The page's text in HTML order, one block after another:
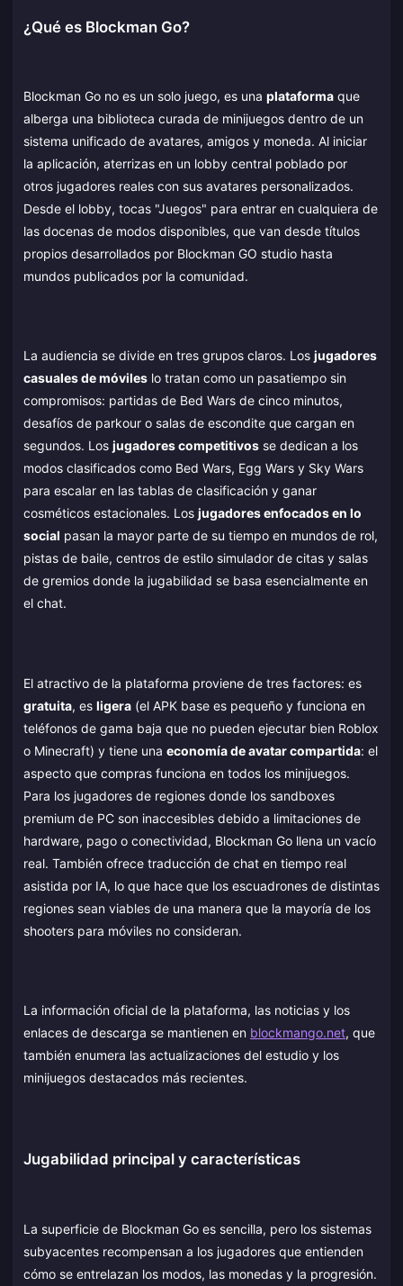
¿Qué es Blockman Go?
Blockman Go no es un solo juego, es una plataforma que
alberga una biblioteca curada de minijuegos dentro de un
sistema unificado de avatares, amigos y moneda. Al iniciar
la aplicación, aterrizas en un lobby central poblado por
otros jugadores reales con sus avatares personalizados.
Desde el lobby, tocas "Juegos" para entrar en cualquiera de
las docenas de modos disponibles, que van desde títulos
propios desarrollados por Blockman GO studio hasta
mundos publicados por la comunidad.
La audiencia se divide en tres grupos claros. Los jugadores
casuales de móviles lo tratan como un pasatiempo sin
compromisos: partidas de Bed Wars de cinco minutos,
desafíos de parkour o salas de escondite que cargan en
segundos. Los jugadores competitivos se dedican a los
modos clasificados como Bed Wars, Egg Wars y Sky Wars
para escalar en las tablas de clasificación y ganar
cosméticos estacionales. Los jugadores enfocados en lo
social pasan la mayor parte de su tiempo en mundos de rol,
pistas de baile, centros de estilo simulador de citas y salas
de gremios donde la jugabilidad se basa esencialmente en
el chat.
El atractivo de la plataforma proviene de tres factores: es
gratuita, es ligera (el APK base es pequeño y funciona en
teléfonos de gama baja que no pueden ejecutar bien Roblox
o Minecraft) y tiene una economía de avatar compartida: el
aspecto que compras funciona en todos los minijuegos.
Para los jugadores de regiones donde los sandboxes
premium de PC son inaccesibles debido a limitaciones de
hardware, pago o conectividad, Blockman Go llena un vacío
real. También ofrece traducción de chat en tiempo real
asistida por IA, lo que hace que los escuadrones de distintas
regiones sean viables de una manera que la mayoría de los
shooters para móviles no consideran.
La información oficial de la plataforma, las noticias y los
enlaces de descarga se mantienen en blockmango.net, que
también enumera las actualizaciones del estudio y los
minijuegos destacados más recientes.
Jugabilidad principal y características
La superficie de Blockman Go es sencilla, pero los sistemas
subyacentes recompensan a los jugadores que entienden
cómo se entrelazan los modos, las monedas y la progresión.